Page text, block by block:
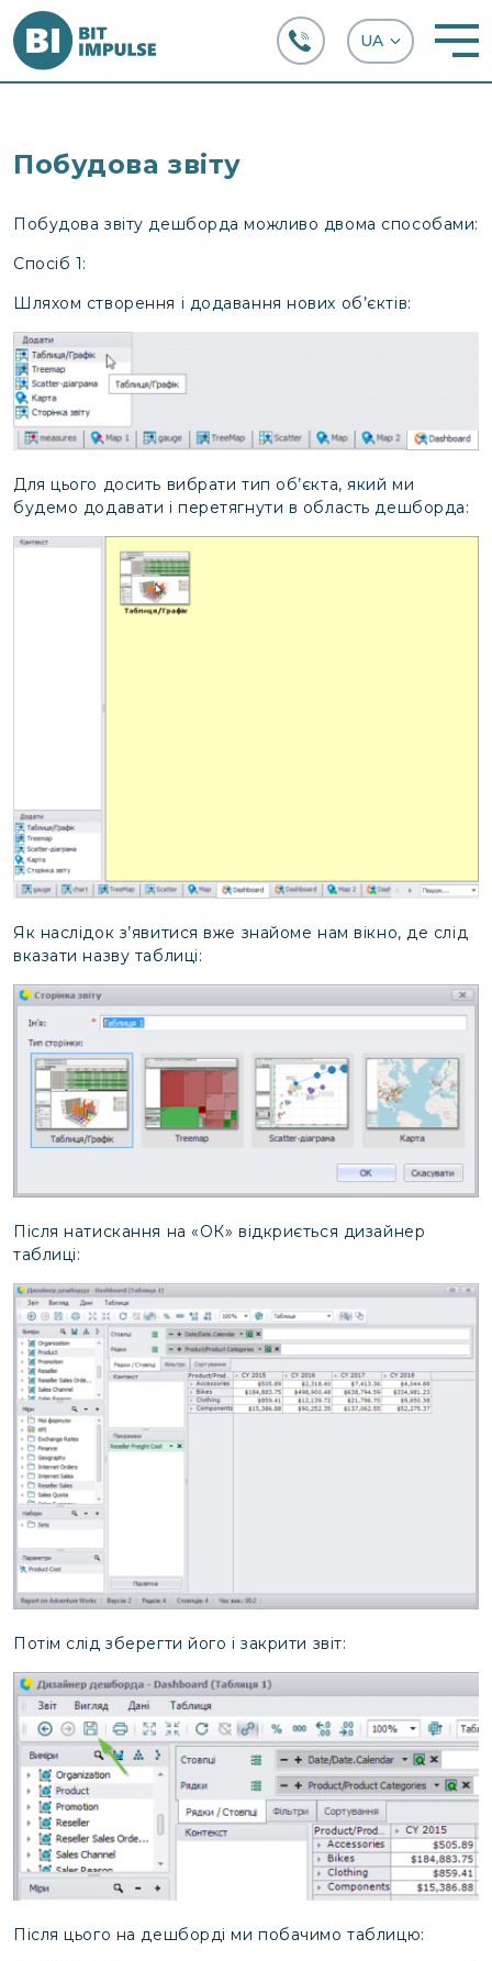
Побудова звіту
Побудова звіту дешборда можливо двома способами:
Спосіб 1:
Шляхом створення і додавання нових об’єктів:
Для цього досить вибрати тип об’єкта, який ми
будемо додавати і перетягнути в область дешборда:
Як наслідок з’явитися вже знайоме нам вікно, де слід
вказати назву таблиці:
Після натискання на «ОК» відкриється дизайнер
таблиці:
Потім слід зберегти його і закрити звіт:
Після цього на дешборді ми побачимо таблицю: